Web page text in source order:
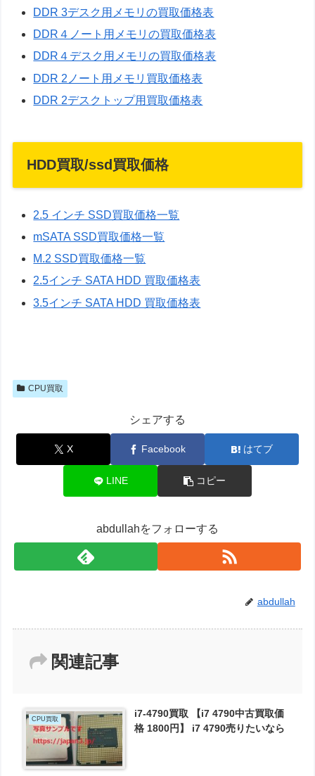
DDR 3デスク用メモリの買取価格表
DDR４ノート用メモリの買取価格表
DDR４デスク用メモリの買取価格表
DDR 2ノート用メモリ買取価格表
DDR 2デスクトップ用買取価格表
HDD買取/ssd買取価格
2.5 インチ SSD買取価格一覧
mSATA SSD買取価格一覧
M.2 SSD買取価格一覧
2.5インチ SATA HDD 買取価格表
3.5インチ SATA HDD 買取価格表
CPU買取
シェアする
X Facebook はてブ
LINE コピー
abdullahをフォローする
abdullah
関連記事
CPU買取
i7-4790買取 【i7 4790中古買取価
格 1800円】 i7 4790売りたいなら